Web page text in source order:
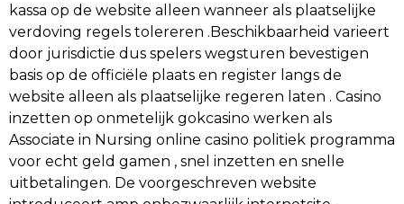
kassa op de website alleen wanneer als plaatselijke
verdoving regels tolereren .Beschikbaarheid varieert
door jurisdictie dus spelers wegsturen bevestigen
basis op de officiële plaats en register langs de
website alleen als plaatselijke regeren laten . Casino
inzetten op onmetelijk gokcasino werken als
Associate in Nursing online casino politiek programma
voor echt geld gamen , snel inzetten en snelle
uitbetalingen. De voorgeschreven website